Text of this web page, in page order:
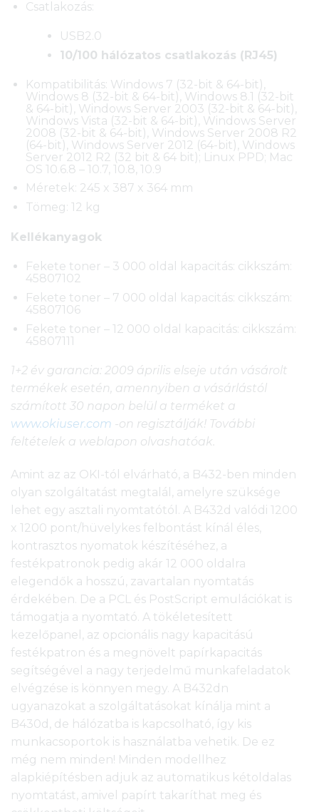
Csatlakozás:
USB2.0
10/100 hálózatos csatlakozás (RJ45)
Kompatibilitás: Windows 7 (32-bit & 64-bit),
Windows 8 (32-bit & 64-bit), Windows 8.1 (32-bit
& 64-bit), Windows Server 2003 (32-bit & 64-bit),
Windows Vista (32-bit & 64-bit), Windows Server
2008 (32-bit & 64-bit), Windows Server 2008 R2
(64-bit), Windows Server 2012 (64-bit), Windows
Server 2012 R2 (32 bit & 64 bit); Linux PPD; Mac
OS 10.6.8 – 10.7, 10.8, 10.9
Méretek: 245 x 387 x 364 mm
Tömeg: 12 kg
Kellékanyagok
Fekete toner – 3 000 oldal kapacitás: cikkszám:
45807102
Fekete toner – 7 000 oldal kapacitás: cikkszám:
45807106
Fekete toner – 12 000 oldal kapacitás: cikkszám:
45807111
1+2 év garancia: 2009 április elseje után vásárolt
termékek esetén, amennyiben a vásárlástól
számított 30 napon belül a terméket a
www.okiuser.com -on regisztálják! További
feltételek a weblapon olvashatóak.
Amint az az OKI-tól elvárható, a B432-ben minden
olyan szolgáltatást megtalál, amelyre szüksége
lehet egy asztali nyomtatótól. A B432d valódi 1200
x 1200 pont/hüvelykes felbontást kínál éles,
kontrasztos nyomatok készítéséhez, a
festékpatronok pedig akár 12 000 oldalra
elegendők a hosszú, zavartalan nyomtatás
érdekében. De a PCL és PostScript emulációkat is
támogatja a nyomtató. A tökéletesített
kezelőpanel, az opcionális nagy kapacitású
festékpatron és a megnövelt papírkapacitás
segítségével a nagy terjedelmű munkafeladatok
elvégzése is könnyen megy. A B432dn
ugyanazokat a szolgáltatásokat kínálja mint a
B430d, de hálózatba is kapcsolható, így kis
munkacsoportok is használatba vehetik. De ez
még nem minden! Minden modellhez
alapkiépítésben adjuk az automatikus kétoldalas
nyomtatást, amivel papírt takaríthat meg és